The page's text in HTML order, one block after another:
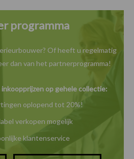
programma
Of heeft u regelmatig
dan van het partnerprogramma!
op gehele collectie:
oplopend tot 20%!
verkopen mogelijk
klantenservice